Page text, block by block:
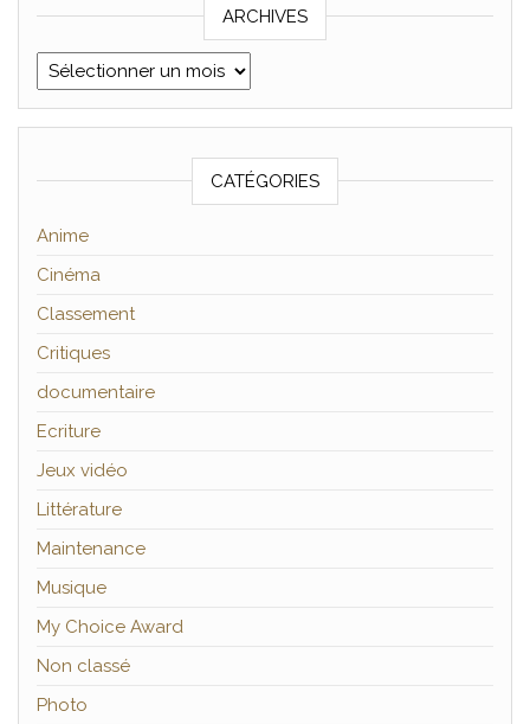
ARCHIVES
Archives
CATÉGORIES
Anime
Cinéma
Classement
Critiques
documentaire
Ecriture
Jeux vidéo
Littérature
Maintenance
Musique
My Choice Award
Non classé
Photo